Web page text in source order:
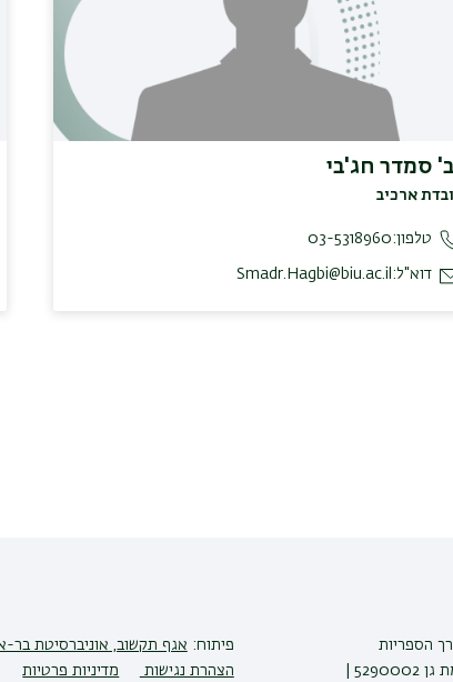
סמדר חג'בי
ארכיב
טלפון:03-5318960
דוא"ל: Smadr.Hagbi@biu.ac.il
הספריות
|
פיתוח: אגף תקשוב, אוניברסיטת בר-
הצהרת נגישות
מדיניות פרטיות